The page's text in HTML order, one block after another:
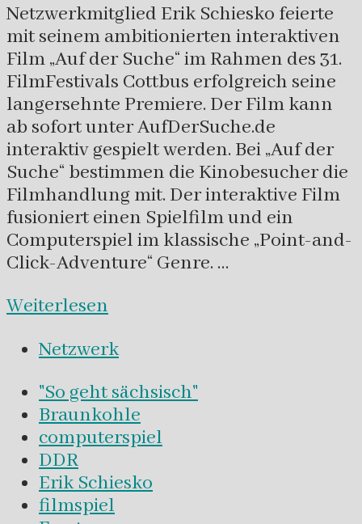
Netzwerkmitglied Erik Schiesko feierte
mit seinem ambitionierten interaktiven
Film „Auf der Suche“ im Rahmen des 31.
FilmFestivals Cottbus erfolgreich seine
langersehnte Premiere. Der Film kann
ab sofort unter AufDerSuche.de
interaktiv gespielt werden. Bei „Auf der
Suche“ bestimmen die Kinobesucher die
Filmhandlung mit. Der interaktive Film
fusioniert einen Spielfilm und ein
Computerspiel im klassische „Point-and-
Click-Adventure“ Genre. …
Weiterlesen
Netzwerk
"So geht sächsisch"
Braunkohle
computerspiel
DDR
Erik Schiesko
filmspiel